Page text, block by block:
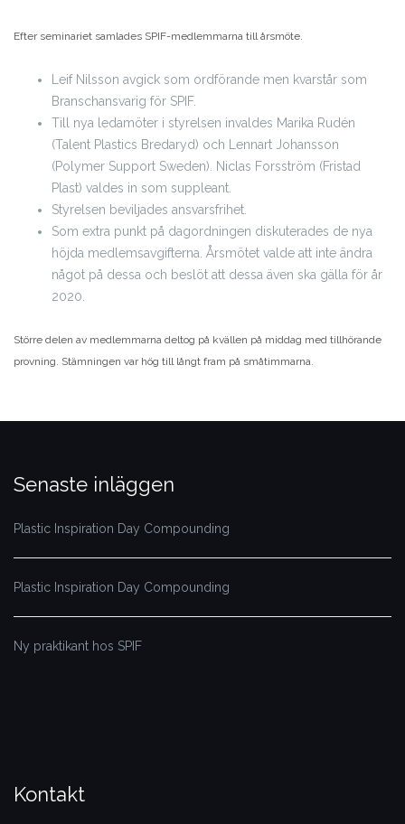
Efter seminariet samlades SPIF-medlemmarna till årsmöte.
Leif Nilsson avgick som ordförande men kvarstår som
Branschansvarig för SPIF.
Till nya ledamöter i styrelsen invaldes Marika Rudén
(Talent Plastics Bredaryd) och Lennart Johansson
(Polymer Support Sweden). Niclas Forsström (Fristad
Plast) valdes in som suppleant.
Styrelsen beviljades ansvarsfrihet.
Som extra punkt på dagordningen diskuterades de nya
höjda medlemsavgifterna. Årsmötet valde att inte ändra
något på dessa och beslöt att dessa även ska gälla för år
2020.
Större delen av medlemmarna deltog på kvällen på middag med tillhörande
provning. Stämningen var hög till långt fram på småtimmarna.
Senaste inläggen
Plastic Inspiration Day Compounding
Plastic Inspiration Day Compounding
Ny praktikant hos SPIF
Kontakt